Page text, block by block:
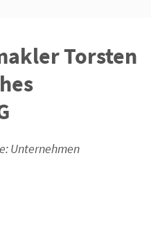
Torsten
Unternehmen